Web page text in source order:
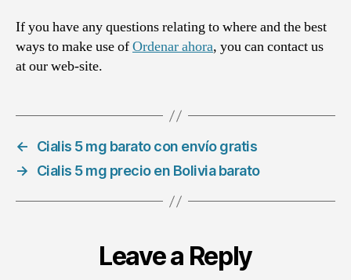
If you have any questions relating to where and the best
ways to make use ofOrdenar ahora, you can contact us
at our web-site.
←
Cialis 5 mg barato con envío gratis
→
Cialis 5 mg precio en Bolivia barato
Leave a Reply